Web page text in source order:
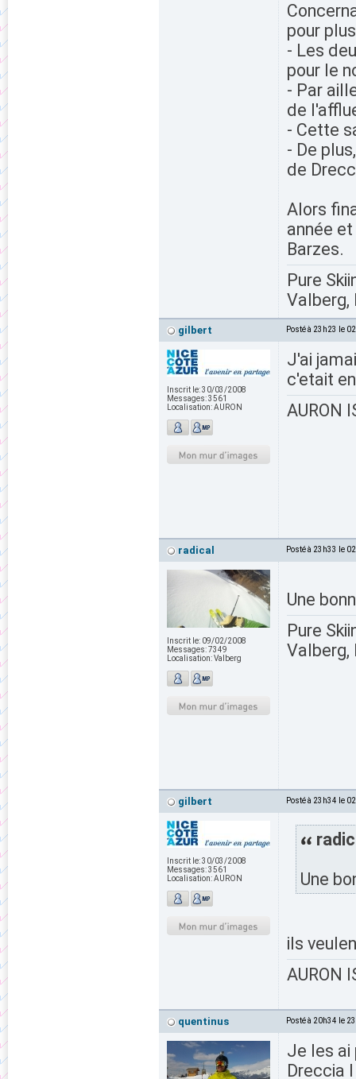
pour
- Les
pour le
- Par
de
- Cette
- De
de
Alors
année
Barzes.
Pure
Valberg,
gilbert Posté à 23h23 le
Inscrit le:30/03/2008
Messages:3561
Localisation:AURON
J'ai
c'etait
AURON
radical Posté à 23h33 le
Inscrit le: 09/02/2008
Messages:7349
Localisation:Valberg
Une
Pure
Valberg,
gilbert Posté à 23h34 le
Inscrit le:30/03/2008
Messages:3561
Localisation:AURON
Une
ils
AURON
quentinus Posté à 20h34 le
Je les ai
Dreccia